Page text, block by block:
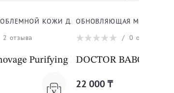
КОЖИ ДЛЯ ЛИЦА
2 отзыва
Purifying Mask
ОБНОВЛЯЮЩАЯ МАСКА
/0 отзывов
DOCTOR BABOR
22 000 ₸